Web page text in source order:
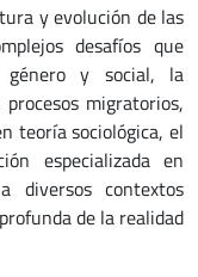
y evolución de las
desafíos que
género y social, la
migratorios,
teoría sociológica, el
especializada en
diversos contextos
de la realidad